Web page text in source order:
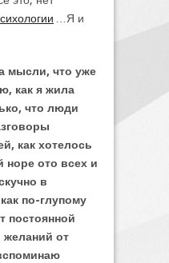
…Я и
мысли, что уже
как я жила
что люди
как хотелось
норе ото всех и
в
по-глупому
постоянной
желаний от